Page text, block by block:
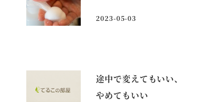
投稿日
2023-05-03
途中で変えてもいい、
やめてもいい